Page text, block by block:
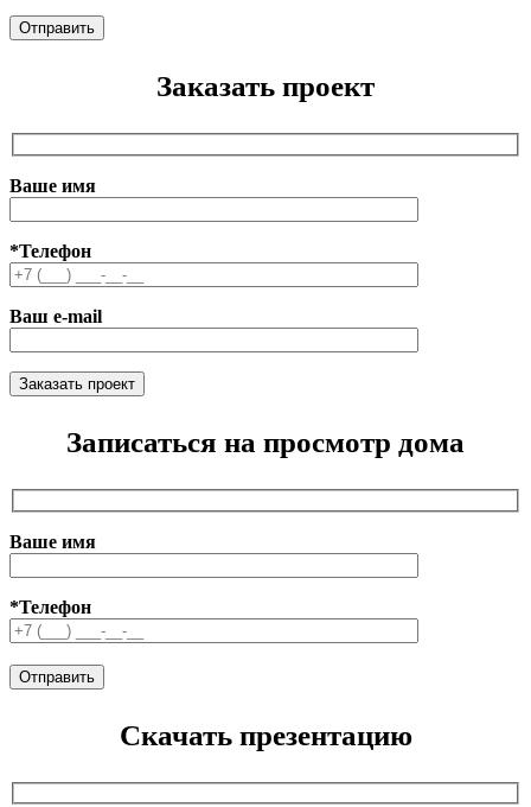
Заказать проект
Ваше имя
*Телефон
Ваш e-mail
Записаться на просмотр дома
Ваше имя
*Телефон
Скачать презентацию